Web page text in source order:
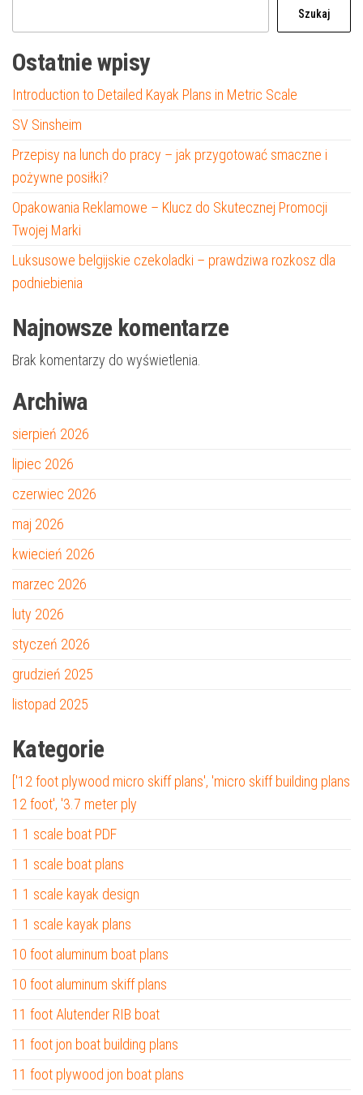
Szukaj
Ostatnie wpisy
Introduction to Detailed Kayak Plans in Metric Scale
SV Sinsheim
Przepisy na lunch do pracy – jak przygotować smaczne i
pożywne posiłki?
Opakowania Reklamowe – Klucz do Skutecznej Promocji
Twojej Marki
Luksusowe belgijskie czekoladki – prawdziwa rozkosz dla
podniebienia
Najnowsze komentarze
Brak komentarzy do wyświetlenia.
Archiwa
sierpień 2026
lipiec 2026
czerwiec 2026
maj 2026
kwiecień 2026
marzec 2026
luty 2026
styczeń 2026
grudzień 2025
listopad 2025
Kategorie
['12 foot plywood micro skiff plans', 'micro skiff building plans
12 foot', '3.7 meter ply
1 1 scale boat PDF
1 1 scale boat plans
1 1 scale kayak design
1 1 scale kayak plans
10 foot aluminum boat plans
10 foot aluminum skiff plans
11 foot Alutender RIB boat
11 foot jon boat building plans
11 foot plywood jon boat plans